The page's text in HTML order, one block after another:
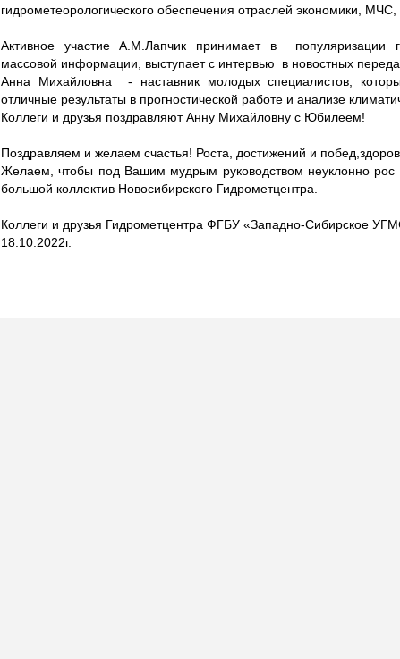
гидрометеорологического обеспечения отраслей экономики, МЧС,
Активное участие А.М.Лапчик принимает в популяризации
массовой информации, выступает с интервью в новостных
Анна Михайловна - наставник молодых специалистов,
отличные результаты в прогностической работе и анализе
Коллеги и друзья поздравляют Анну Михайловну с Юбилеем!
Поздравляем и желаем счастья! Роста, достижений и
Желаем, чтобы под Вашим мудрым руководством неуклонно рос
большой коллектив Новосибирского Гидрометцентра.
Коллеги и друзья Гидрометцентра ФГБУ «Западно-Сибирское
18.10.2022г.